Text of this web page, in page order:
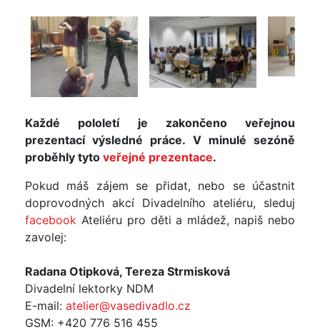
Každé pololetí je zakončeno veřejnou
prezentací výsledné práce. V minulé sezóně
proběhly tyto veřejné prezentace.
Pokud máš zájem se přidat, nebo se účastnit
doprovodných akcí Divadelního ateliéru, sleduj
facebook Ateliéru pro děti a mládež, napiš nebo
zavolej:
Radana Otipková, Tereza Strmisková
Divadelní lektorky NDM
E-mail: atelier@vasedivadlo.cz
GSM: +420 776 516 455